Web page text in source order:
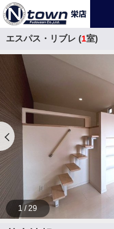
エスパス・リブレ (1室)
1 / 29